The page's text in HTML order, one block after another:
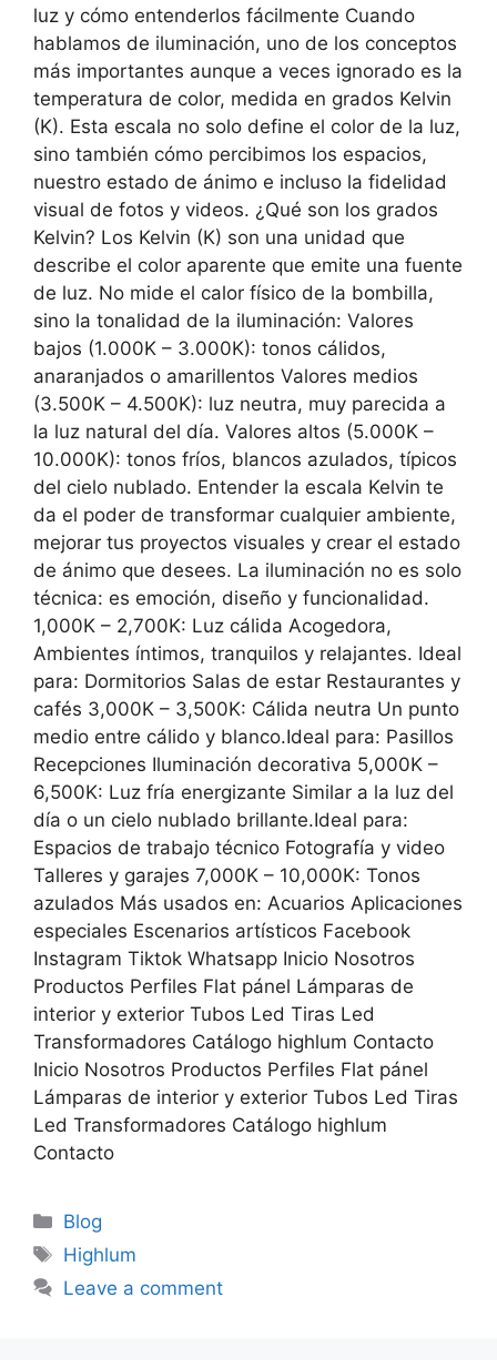
luz y cómo entenderlos fácilmente Cuando
hablamos de iluminación, uno de los conceptos
más importantes aunque a veces ignorado es la
temperatura de color, medida en grados Kelvin
(K). Esta escala no solo define el color de la luz,
sino también cómo percibimos los espacios,
nuestro estado de ánimo e incluso la fidelidad
visual de fotos y videos. ¿Qué son los grados
Kelvin? Los Kelvin (K) son una unidad que
describe el color aparente que emite una fuente
de luz. No mide el calor físico de la bombilla,
sino la tonalidad de la iluminación: Valores
bajos (1.000K – 3.000K): tonos cálidos,
anaranjados o amarillentos Valores medios
(3.500K – 4.500K): luz neutra, muy parecida a
la luz natural del día. Valores altos (5.000K –
10.000K): tonos fríos, blancos azulados, típicos
del cielo nublado. Entender la escala Kelvin te
da el poder de transformar cualquier ambiente,
mejorar tus proyectos visuales y crear el estado
de ánimo que desees. La iluminación no es solo
técnica: es emoción, diseño y funcionalidad.
1,000K – 2,700K: Luz cálida Acogedora,
Ambientes íntimos, tranquilos y relajantes. Ideal
para: Dormitorios Salas de estar Restaurantes y
cafés 3,000K – 3,500K: Cálida neutra Un punto
medio entre cálido y blanco.Ideal para: Pasillos
Recepciones Iluminación decorativa 5,000K –
6,500K: Luz fría energizante Similar a la luz del
día o un cielo nublado brillante.Ideal para:
Espacios de trabajo técnico Fotografía y video
Talleres y garajes 7,000K – 10,000K: Tonos
azulados Más usados en: Acuarios Aplicaciones
especiales Escenarios artísticos Facebook
Instagram Tiktok Whatsapp Inicio Nosotros
Productos Perfiles Flat pánel Lámparas de
interior y exterior Tubos Led Tiras Led
Transformadores Catálogo highlum Contacto
Inicio Nosotros Productos Perfiles Flat pánel
Lámparas de interior y exterior Tubos Led Tiras
Led Transformadores Catálogo highlum
Contacto
Blog
Highlum
Leave a comment